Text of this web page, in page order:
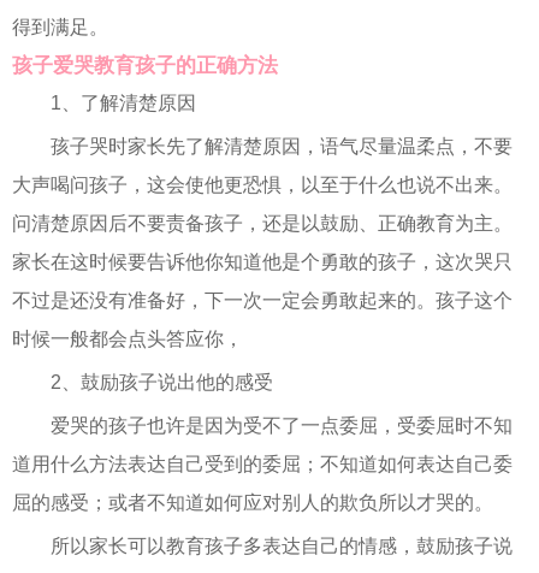
得到满足。
孩子爱哭教育孩子的正确方法
1、了解清楚原因
孩子哭时家长先了解清楚原因，语气尽量温柔点，不要
大声喝问孩子，这会使他更恐惧，以至于什么也说不出来。
问清楚原因后不要责备孩子，还是以鼓励、正确教育为主。
家长在这时候要告诉他你知道他是个勇敢的孩子，这次哭只
不过是还没有准备好，下一次一定会勇敢起来的。孩子这个
时候一般都会点头答应你，
2、鼓励孩子说出他的感受
爱哭的孩子也许是因为受不了一点委屈，受委屈时不知
道用什么方法表达自己受到的委屈；不知道如何表达自己委
屈的感受；或者不知道如何应对别人的欺负所以才哭的。
所以家长可以教育孩子多表达自己的情感，鼓励孩子说